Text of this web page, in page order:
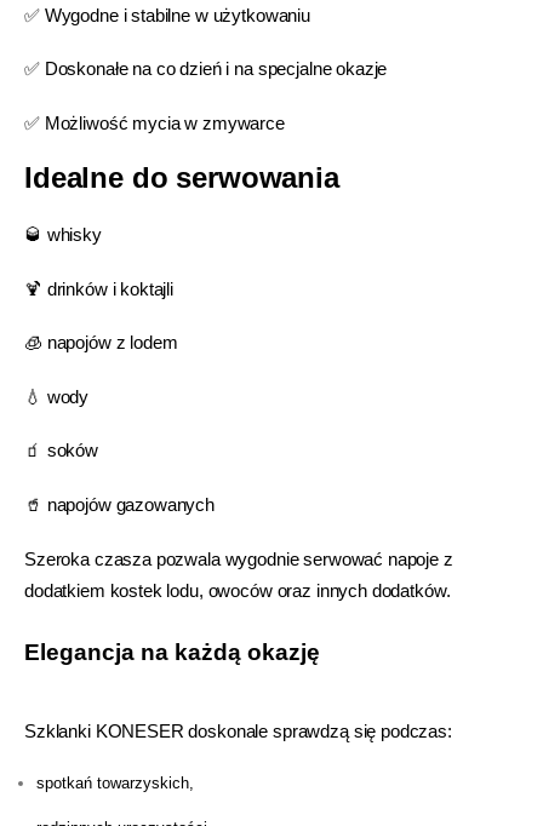
✅ Wygodne i stabilne w użytkowaniu
✅ Doskonałe na co dzień i na specjalne okazje
✅ Możliwość mycia w zmywarce
Idealne do serwowania
🥃 whisky
🍹 drinków i koktajli
🧊 napojów z lodem
💧 wody
🧃 soków
🥤 napojów gazowanych
Szeroka czasza pozwala wygodnie serwować napoje z
dodatkiem kostek lodu, owoców oraz innych dodatków.
Elegancja na każdą okazję
Szklanki KONESER doskonale sprawdzą się podczas:
spotkań towarzyskich,